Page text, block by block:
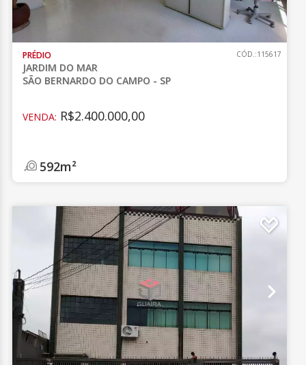
PRÉDIO
JARDIM DO MAR
SÃO BERNARDO DO CAMPO - SP
CÓD.:115617
VENDA: R$2.400.000,00
592m²